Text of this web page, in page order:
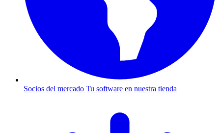
Socios del mercado Tu software en nuestra tienda